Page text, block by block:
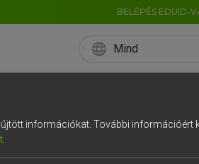
BELÉPÉS EDUID-
language Mind
ÉS
információkat. További információért
.
EN HU DE CN FR ES IT NL RU
q w e
a s d f